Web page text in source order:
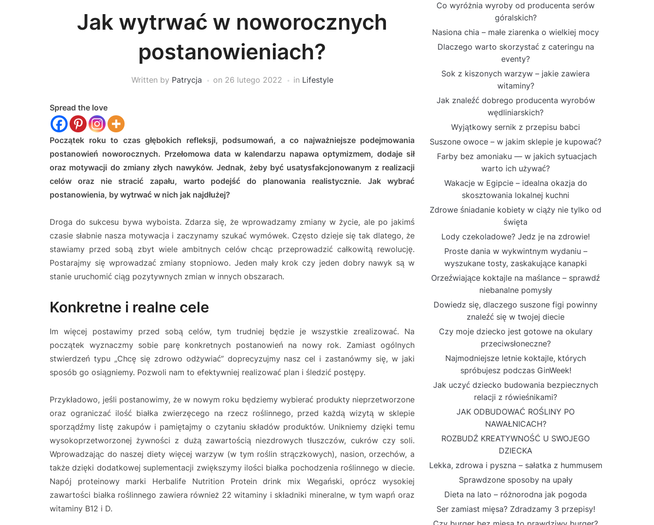
Jak wytrwać w noworocznych
postanowieniach?
Written by Patrycja on 26 lutego 2022 in Lifestyle
Spread the love
Początek roku to czas głębokich refleksji, podsumowań, a co najważniejsze podejmowania
postanowień noworocznych. Przełomowa data w kalendarzu napawa optymizmem, dodaje sił
oraz motywacji do zmiany złych nawyków. Jednak, żeby być usatysfakcjonowanym z realizacji
celów oraz nie stracić zapału, warto podejść do planowania realistycznie. Jak wybrać
postanowienia, by wytrwać w nich jak najdłużej?
Droga do sukcesu bywa wyboista. Zdarza się, że wprowadzamy zmiany w życie, ale po jakimś
czasie słabnie nasza motywacja i zaczynamy szukać wymówek. Często dzieje się tak dlatego, że
stawiamy przed sobą zbyt wiele ambitnych celów chcąc przeprowadzić całkowitą rewolucję.
Postarajmy się wprowadzać zmiany stopniowo. Jeden mały krok czy jeden dobry nawyk są w
stanie uruchomić ciąg pozytywnych zmian w innych obszarach.
Konkretne i realne cele
Im więcej postawimy przed sobą celów, tym trudniej będzie je wszystkie zrealizować. Na
początek wyznaczmy sobie parę konkretnych postanowień na nowy rok. Zamiast ogólnych
stwierdzeń typu „Chcę się zdrowo odżywiać” doprecyzujmy nasz cel i zastanówmy się, w jaki
sposób go osiągniemy. Pozwoli nam to efektywniej realizować plan i śledzić postępy.
Przykładowo, jeśli postanowimy, że w nowym roku będziemy wybierać produkty nieprzetworzone
oraz ograniczać ilość białka zwierzęcego na rzecz roślinnego, przed każdą wizytą w sklepie
sporządźmy listę zakupów i pamiętajmy o czytaniu składów produktów. Unikniemy dzięki temu
wysokoprzetworzonej żywności z dużą zawartością niezdrowych tłuszczów, cukrów czy soli.
Wprowadzając do naszej diety więcej warzyw (w tym roślin strączkowych), nasion, orzechów, a
także dzięki dodatkowej suplementacji zwiększymy ilości białka pochodzenia roślinnego w diecie.
Napój proteinowy marki Herbalife Nutrition Protein drink mix Wegański, oprócz wysokiej
zawartości białka roślinnego zawiera również 22 witaminy i składniki mineralne, w tym wapń oraz
witaminy B12 i D.
Co wyróżnia wyroby od producenta serów
góralskich?
Nasiona chia – małe ziarenka o wielkiej mocy
Dlaczego warto skorzystać z cateringu na
eventy?
Sok z kiszonych warzyw – jakie zawiera
witaminy?
Jak znaleźć dobrego producenta wyrobów
wędliniarskich?
Wyjątkowy sernik z przepisu babci
Suszone owoce – w jakim sklepie je kupować?
Farby bez amoniaku — w jakich sytuacjach
warto ich używać?
Wakacje w Egipcie – idealna okazja do
skosztowania lokalnej kuchni
Zdrowe śniadanie kobiety w ciąży nie tylko od
święta
Lody czekoladowe? Jedz je na zdrowie!
Proste dania w wykwintnym wydaniu –
wyszukane tosty, zaskakujące kanapki
Orzeźwiające koktajle na maślance – sprawdź
niebanalne pomysły
Dowiedz się, dlaczego suszone figi powinny
znaleźć się w twojej diecie
Czy moje dziecko jest gotowe na okulary
przeciwsłoneczne?
Najmodniejsze letnie koktajle, których
spróbujesz podczas GinWeek!
Jak uczyć dziecko budowania bezpiecznych
relacji z rówieśnikami?
JAK ODBUDOWAĆ ROŚLINY PO
NAWAŁNICACH?
ROZBUDŹ KREATYWNOŚĆ U SWOJEGO
DZIECKA
Lekka, zdrowa i pyszna – sałatka z hummusem
Sprawdzone sposoby na upały
Dieta na lato – różnorodna jak pogoda
Ser zamiast mięsa? Zdradzamy 3 przepisy!